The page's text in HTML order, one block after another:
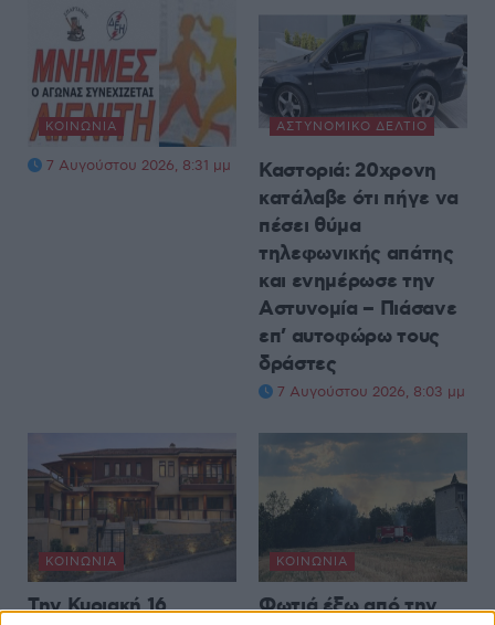
ΚΟΙΝΩΝΊΑ
7 Αυγούστου 2026, 8:31 μμ
ΑΣΤΥΝΟΜΙΚΌ ΔΕΛΤΊΟ
Καστοριά: 20χρονη
κατάλαβε ότι πήγε να
πέσει θύμα
τηλεφωνικής απάτης
και ενημέρωσε την
Αστυνομία – Πιάσανε
επ’ αυτοφώρω τους
δράστες
7 Αυγούστου 2026, 8:03 μμ
ΚΟΙΝΩΝΊΑ
Την Κυριακή 16
ΚΟΙΝΩΝΊΑ
Φωτιά έξω από την